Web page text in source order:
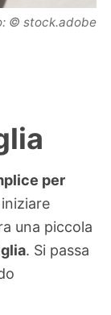
© stock.adobe
per
una piccola
. Si passa